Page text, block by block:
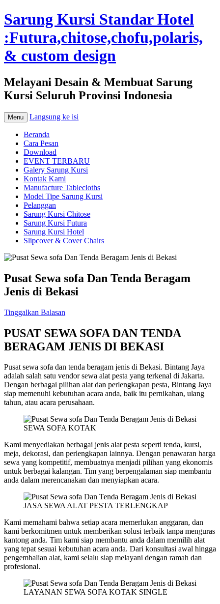
Sarung Kursi Standar Hotel
:Futura,chitose,chofu,polaris,
& custom design
Melayani Desain & Membuat Sarung
Kursi Seluruh Provinsi Indonesia
Menu Langsung ke isi
Beranda
Cara Pesan
Download
EVENT TERBARU
Galery Sarung Kursi
Kontak Kami
Manufacture Tablecloths
Model Tipe Sarung Kursi
Pelanggan
Sarung Kursi Chitose
Sarung Kursi Futura
Sarung Kursi Hotel
Slipcover & Cover Chairs
Pusat Sewa sofa Dan Tenda Beragam
Jenis di Bekasi
Tinggalkan Balasan
PUSAT SEWA SOFA DAN TENDA
BERAGAM JENIS DI BEKASI
Pusat sewa sofa dan tenda beragam jenis di Bekasi. Bintang Jaya
adalah salah satu vendor sewa alat pesta yang terkenal di Jakarta.
Dengan berbagai pilihan alat dan perlengkapan pesta, Bintang Jaya
siap memenuhi kebutuhan acara anda, baik itu pernikahan, ulang
tahun, atau acara perusahaan.
SEWA SOFA KOTAK
Kami menyediakan berbagai jenis alat pesta seperti tenda, kursi,
meja, dekorasi, dan perlengkapan lainnya. Dengan penawaran harga
sewa yang kompetitif, membuatnya menjadi pilihan yang ekonomis
untuk berbagai kalangan. Tim yang berpengalaman siap membantu
anda dalam merencanakan dan menyiapkan acara.
JASA SEWA ALAT PESTA TERLENGKAP
Kami memahami bahwa setiap acara memerlukan anggaran, dan
kami berkomitmen untuk memberikan solusi terbaik tanpa menguras
kantong anda. Tim kami siap membantu anda dalam memilih alat
yang tepat sesuai kebutuhan acara anda. Dari konsultasi awal hingga
pengembalian alat, kami selalu siap melayani dengan ramah dan
profesional.
LAYANAN SEWA SOFA KOTAK SINGLE